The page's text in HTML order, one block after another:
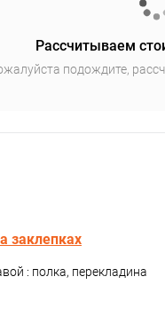
Рассчитываем
подождите,
заклепках
: полка, перекладина